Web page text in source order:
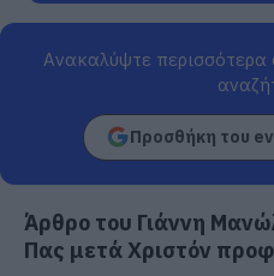
Ανακαλύψτε
Προσθήκη του
Άρθρο του Γιάννη
Πας μετά Χριστόν